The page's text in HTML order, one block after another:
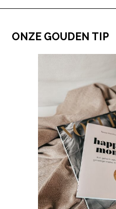
ONZE GOUDEN TIP